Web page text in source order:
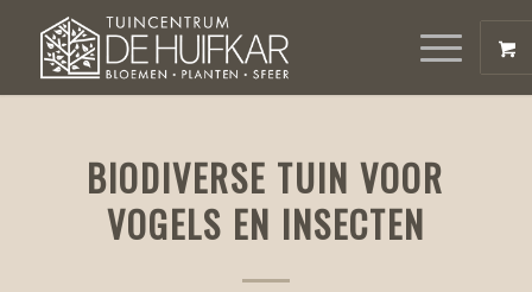
BIODIVERSE TUIN VOOR
VOGELS EN INSECTEN